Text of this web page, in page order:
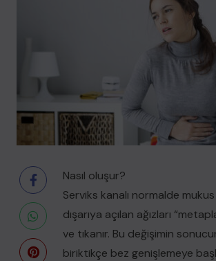
Nasıl oluşur?
Serviks kanalı normalde
dışarıya açılan ağızları
ve tıkanır. Bu değişimin
biriktikçe bez genişlemeye